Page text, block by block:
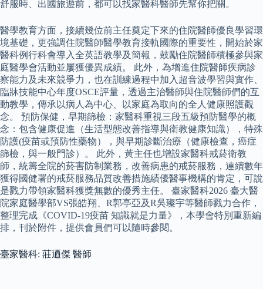
舒服時、出國旅遊前，都可以找家醫科醫師先幫你把關。
醫學教育方面，接續幾位前主任奠定下來的住院醫師優良學習環
境基礎，更強調住院醫師醫學教育接軌國際的重要性，開始於家
醫科例行科會導入全英語教學及簡報，鼓勵住院醫師積極參與家
庭醫學會活動並屢獲優異成績。 此外，為增進住院醫師疾病診
察能力及未來競爭力，也在訓練過程中加入超音波學習與實作、
臨牀技能中心年度OSCE評量，透過主治醫師與住院醫師們的互
動教學，傳承以病人為中心、以家庭為取向的全人健康照護觀
念。 預防保健，早期篩檢：家醫科重視三段五級預防醫學的概
念：包含健康促進（生活型態改善指導與衛教健康知識），特殊
防護(疫苗或預防性藥物），與早期診斷治療（健康檢查，癌症
篩檢，與一般門診）。 此外，黃主任也增設家醫科戒菸衛教
師，統籌全院的菸害防制業務，改善病患的戒菸服務，連續數年
獲得國健署的戒菸服務品質改善措施績優醫事機構的肯定，可說
是戮力帶領家醫科獲獎無數的優秀主任。 臺家醫科2026 臺大醫
院家庭醫學部VS張皓翔、R郭亭亞及R吳璨宇等醫師戮力合作，
整理完成《COVID-19疫苗 知識就是力量》，本學會特別重新編
排，刊於附件，提供會員們可以隨時參閱。
臺家醫科: 莊迺傑 醫師